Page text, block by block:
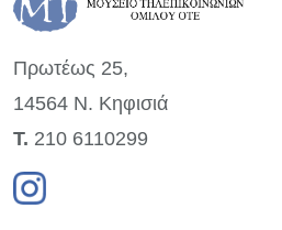
Πρωτέως 25,
14564 Ν. Κηφισιά
Τ. 210 6110299